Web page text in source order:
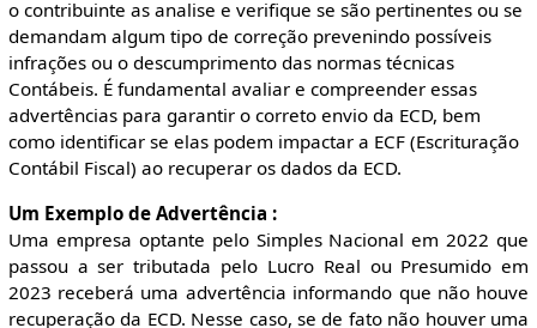
o contribuinte as analise e verifique se são pertinentes ou se
demandam algum tipo de correção prevenindo possíveis
infrações ou o descumprimento das normas técnicas
Contábeis. É fundamental avaliar e compreender essas
advertências para garantir o correto envio da ECD, bem
como identificar se elas podem impactar a ECF (Escrituração
Contábil Fiscal) ao recuperar os dados da ECD.
Um Exemplo de Advertência :
Uma empresa optante pelo Simples Nacional em 2022 que
passou a ser tributada pelo Lucro Real ou Presumido em
2023 receberá uma advertência informando que não houve
recuperação da ECD. Nesse caso, se de fato não houver uma